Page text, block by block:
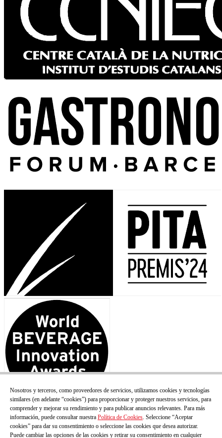
Nosotros y terceros, como proveedores de servicios, utilizamos cookies y tecnologías
similares (en adelante “cookies”) para proporcionar y proteger nuestros servicios, para
comprender y mejorar su rendimiento y para publicar anuncios relevantes. Para más
información, puede consultar nuestra Política de Cookies. Seleccione “Aceptar
cookies” para dar su consentimiento o seleccione las cookies que desea autorizar.
Puede cambiar las opciones de las cookies y retirar su consentimiento en cualquier